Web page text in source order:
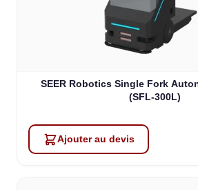
SEER Robotics Single Fork
(SFL-300L)
Ajouter au devis